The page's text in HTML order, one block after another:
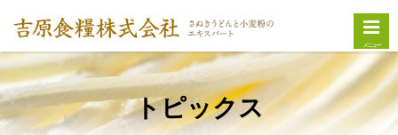
メニュー
トピックス